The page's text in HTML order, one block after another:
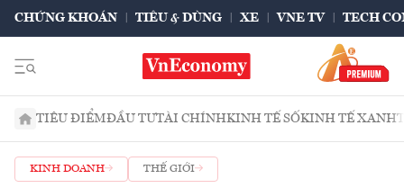
CHỨNG KHOÁN TIÊU & DÙNG XE VNE TV TECH
TIÊU ĐIỂMĐẦU TƯTÀI CHÍNHKINH TẾ SỐKINH TẾ XANH
KINH DOANH THẾ GIỚI